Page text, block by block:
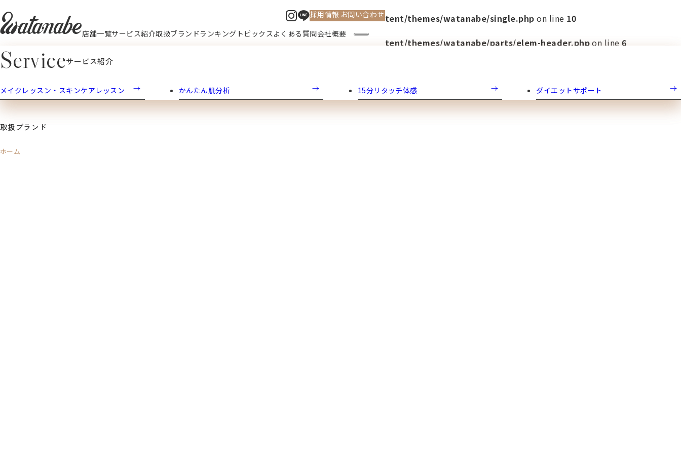
Warning: Undefined array key 1 in /home/r6521073/public_html/watanabe-cosme.jp/wp-content/themes/watanabe/single.php on line 10
watanabe instagramline採用情報 お問い合わせ
店舗一覧
Shoplist店舗のご案内
ビューティー＆ヘルス わたなべ ラ・セサミ イオン防府店 ラ・セサミ おのだサンパーク店
サービス紹介
Serviceサービス紹介
メイクレッスン・スキンケアレッスン かんたん肌分析 15分リタッチ体感 ダイエットサポート
取扱ブランドランキング トピックスよくある質問会社概要
/home/r6521073/public_html/watanabe-cosme.jp/wp-content/themes/watanabe/parts/elem-header.phpon line6
取扱ブランド
ホーム